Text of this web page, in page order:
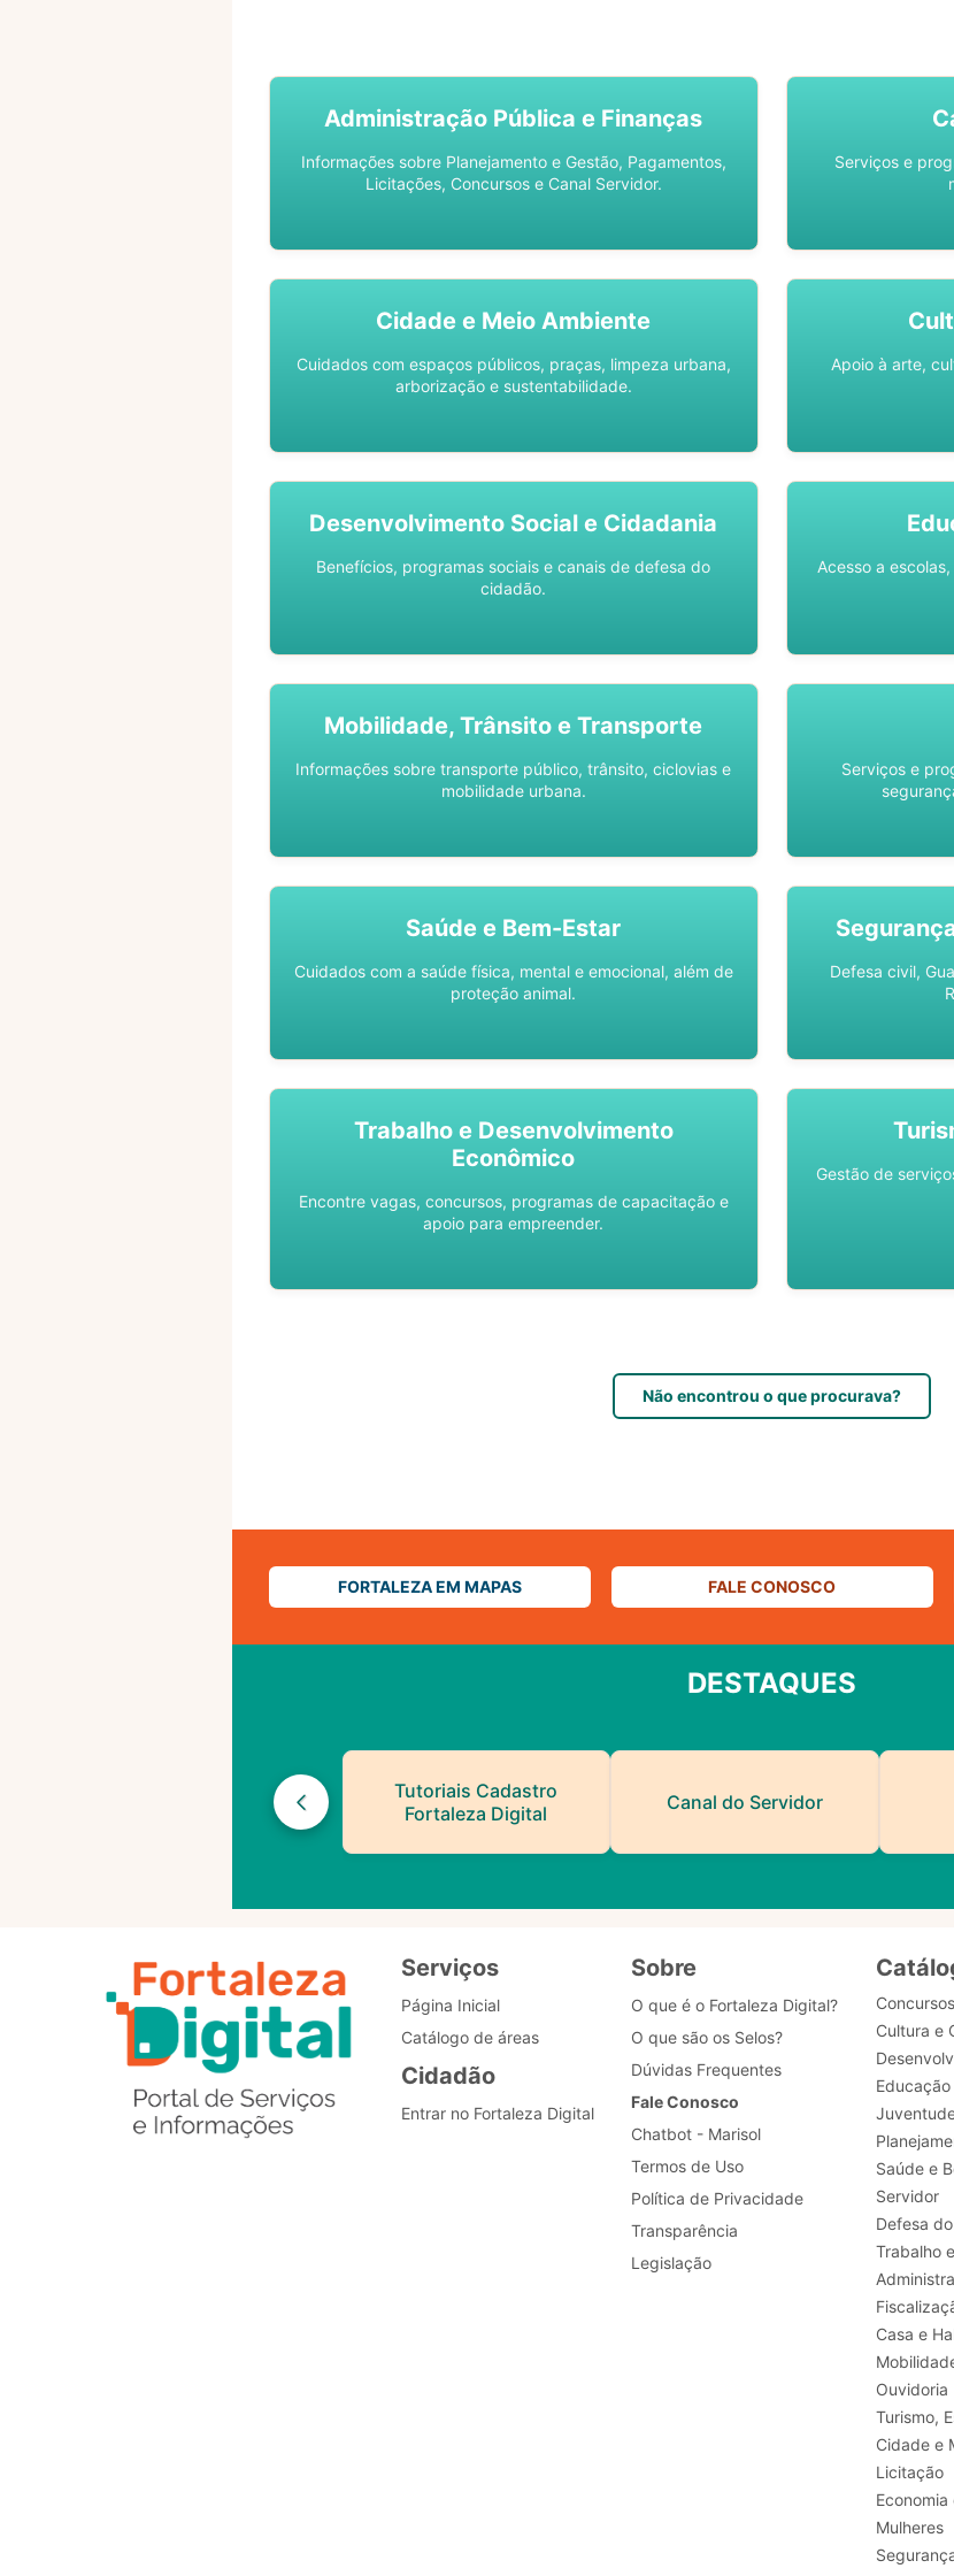
Administração Pública e Finanças
Informações sobre Planejamento e Gestão, Pagamentos,
Licitações, Concursos e Canal Servidor.
Serviços e
Cidade e Meio Ambiente
Cuidados com espaços públicos, praças, limpeza urbana,
arborização e sustentabilidade.
Apoio à arte,
Desenvolvimento Social e Cidadania
Benefícios, programas sociais e canais de defesa do
cidadão.
Acesso a
Mobilidade, Trânsito e Transporte
Informações sobre transporte público, trânsito, ciclovias e
mobilidade urbana.
Serviços e
Saúde e Bem-Estar
Cuidados com a saúde física, mental e emocional, além de
proteção animal.
Defesa civil,
Trabalho e Desenvolvimento
Econômico
Encontre vagas, concursos, programas de capacitação e
apoio para empreender.
Gestão de
Não encontrou o que procurava?
FORTALEZA EM MAPAS FALE CONOSCO
DESTAQUES
Tutoriais Cadastro
Fortaleza Digital
Canal do Servidor
Serviços
Página Inicial
Catálogo de áreas
Cidadão
Entrar no Fortaleza Digital
Sobre
O que é o Fortaleza Digital?
O que são os Selos?
Dúvidas Frequentes
Fale Conosco
Chatbot - Marisol
Termos de Uso
Política de Privacidade
Transparência
Legislação
Cultura e
Saúde e
Servidor
Defesa
Casa e
Ouvidoria
Cidade e
Licitação
Economia
Mulheres